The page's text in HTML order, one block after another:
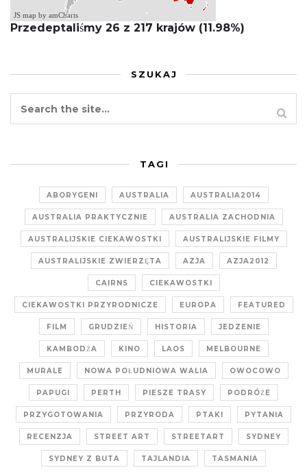
JS map by amCharts
Przedeptaliśmy 26 z 217 krajów (11.98%)
SZUKAJ
TAGI
ABORYGENI AUSTRALIA AUSTRALIA2014
AUSTRALIA PRAKTYCZNIE AUSTRALIA ZACHODNIA
AUSTRALIJSKIE CIEKAWOSTKI AUSTRALIJSKIE FILMY
AUSTRALIJSKIE ZWIERZĘTA AZJA AZJA2012
CAIRNS CIEKAWOSTKI
CIEKAWOSTKI PRZYRODNICZE EUROPA FEATURED
FILM GRUDZIEŃ HISTORIA JEDZENIE
KAMBODŻA KINO LAOS MELBOURNE
MURALE NOWA POŁUDNIOWA WALIA OWOCOWO
PAPUGI PERTH PIESZE TRASY PODRÓŻE
PRZYGOTOWANIA PRZYRODA PTAKI PYTANIA
RECENZJA STREET ART STREETART SYDNEY
SYDNEY Z BUTA TAJLANDIA TASMANIA